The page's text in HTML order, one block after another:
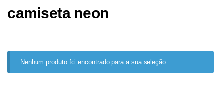
camiseta neon
Nenhum produto foi encontrado para a sua seleção.